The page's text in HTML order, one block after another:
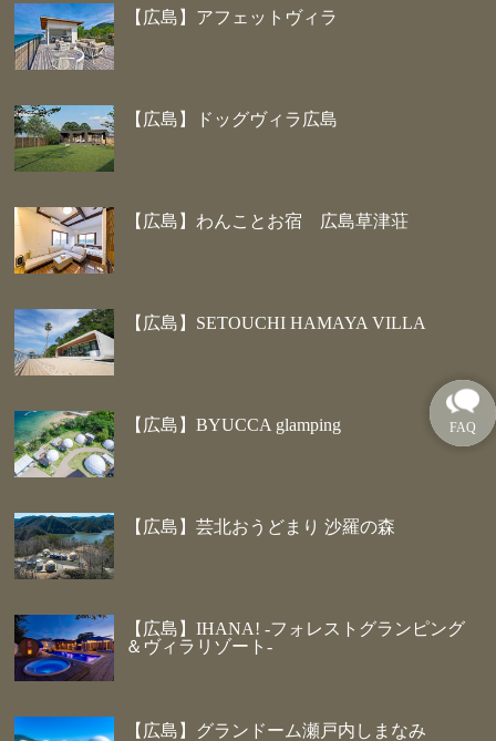
【広島】アフェットヴィラ
【広島】ドッグヴィラ広島
【広島】わんことお宿 広島草津荘
【広島】SETOUCHI HAMAYA VILLA
【広島】BYUCCA glamping
【広島】芸北おうどまり 沙羅の森
【広島】IHANA! -フォレストグランピング
＆ヴィラリゾート-
【広島】グランドーム瀬戸内しまなみ